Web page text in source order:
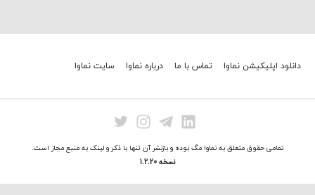
دانلود اپلیکیشن نماوا تماس با ما درباره نماوا سایت نماوا
تمامی حقوق متعلق به نماوا مگ بوده و بازنشر آن تنها با ذکر و لینک به منبع مجاز است.
نسخه 1.2.20